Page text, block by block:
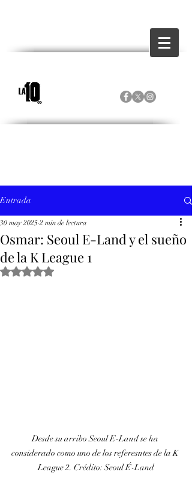
Entrada
Osmar: Seoul E-Land y el sueño
de la K League 1
30 may 2025 2 min de lectura
Obtuvo NaN de 5 estrellas.
Desde su arribo Seoul E-Land se ha
considerado como uno de los referesntes de la K
League 2. Crédito: Seoul É-Land